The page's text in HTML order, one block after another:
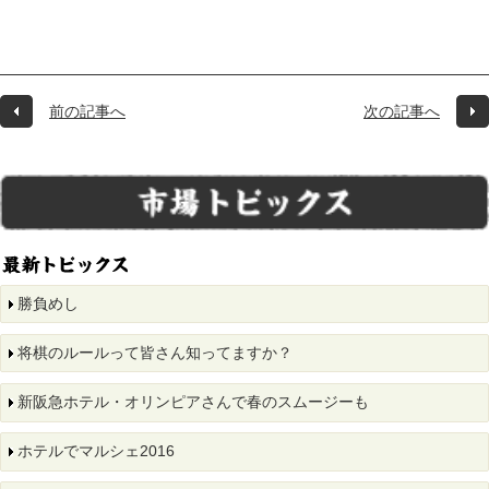
前の記事へ 次の記事へ
勝負めし
将棋のルールって皆さん知ってますか？
新阪急ホテル・オリンピアさんで春のスムージーも
ホテルでマルシェ2016